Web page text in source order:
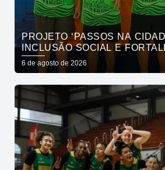
PROJETO ‘PASSOS NA
INCLUSÃO SOCIAL E
EM SAÚDE MENTAL POR
6 de agosto de 2026